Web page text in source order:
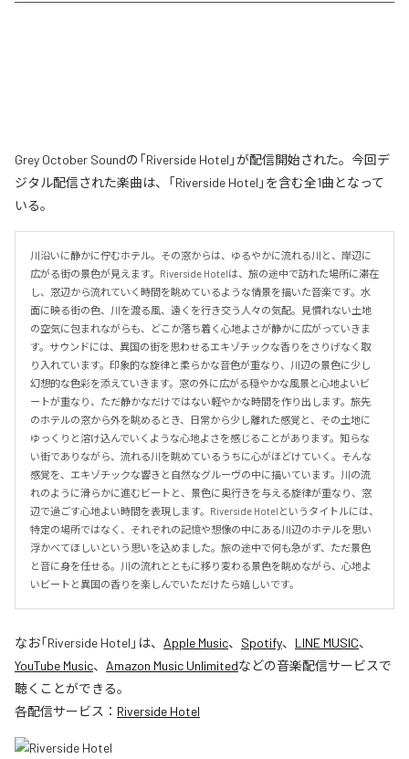
Grey October Soundの「Riverside Hotel」が配信開始された。今回デ
ジタル配信された楽曲は、「Riverside Hotel」を含む全1曲となって
いる。
川沿いに静かに佇むホテル。その窓からは、ゆるやかに流れる川と、岸辺に
広がる街の景色が見えます。Riverside Hotelは、旅の途中で訪れた場所に滞在
し、窓辺から流れていく時間を眺めているような情景を描いた音楽です。水
面に映る街の色、川を渡る風、遠くを行き交う人々の気配。見慣れない土地
の空気に包まれながらも、どこか落ち着く心地よさが静かに広がっていきま
す。サウンドには、異国の街を思わせるエキゾチックな香りをさりげなく取
り入れています。印象的な旋律と柔らかな音色が重なり、川辺の景色に少し
幻想的な色彩を添えていきます。窓の外に広がる穏やかな風景と心地よいビ
ートが重なり、ただ静かなだけではない軽やかな時間を作り出します。旅先
のホテルの窓から外を眺めるとき、日常から少し離れた感覚と、その土地に
ゆっくりと溶け込んでいくような心地よさを感じることがあります。知らな
い街でありながら、流れる川を眺めているうちに心がほどけていく。そんな
感覚を、エキゾチックな響きと自然なグルーヴの中に描いています。川の流
れのように滑らかに進むビートと、景色に奥行きを与える旋律が重なり、窓
辺で過ごす心地よい時間を表現します。Riverside Hotelというタイトルには、
特定の場所ではなく、それぞれの記憶や想像の中にある川辺のホテルを思い
浮かべてほしいという思いを込めました。旅の途中で何も急がず、ただ景色
と音に身を任せる。川の流れとともに移り変わる景色を眺めながら、心地よ
いビートと異国の香りを楽しんでいただけたら嬉しいです。
なお「Riverside Hotel 」は、 Apple Music、 Spotify、 LINE MUSIC、
YouTube Music、 Amazon Music Unlimitedなどの音楽配信サービスで
聴くことができる。
各配信サービス： Riverside Hotel